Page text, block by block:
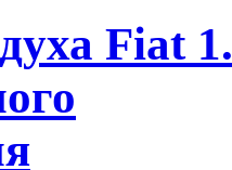
Fiat